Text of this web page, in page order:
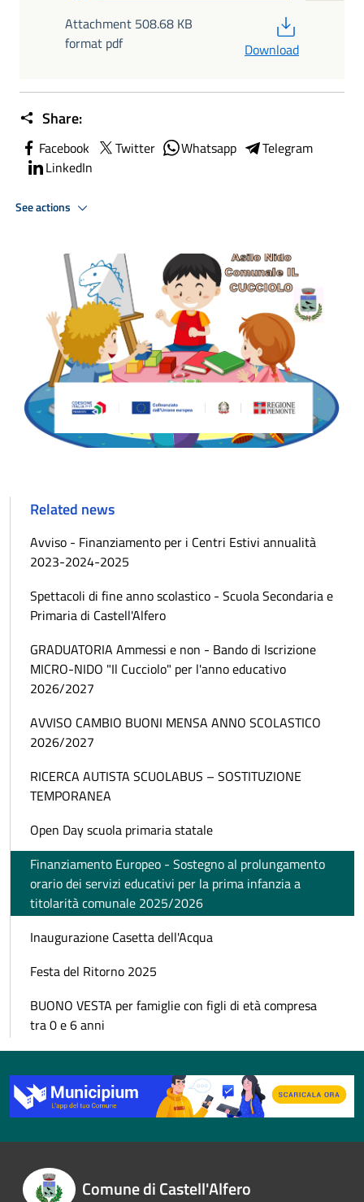
Attachment 508.68 KB
format pdf
Download
Share:
Facebook Twitter Whatsapp
Telegram
LinkedIn
See actions
Related news
Avviso - Finanziamento per i Centri Estivi annualità
2023-2024-2025
Spettacoli di fine anno scolastico - Scuola Secondaria e
Primaria di Castell'Alfero
GRADUATORIA Ammessi e non - Bando di Iscrizione
MICRO-NIDO "Il Cucciolo" per l'anno educativo
2026/2027
AVVISO CAMBIO BUONI MENSA ANNO SCOLASTICO
2026/2027
RICERCA AUTISTA SCUOLABUS – SOSTITUZIONE
TEMPORANEA
Open Day scuola primaria statale
Finanziamento Europeo - Sostegno al prolungamento
orario dei servizi educativi per la prima infanzia a
titolarità comunale 2025/2026
Inaugurazione Casetta dell'Acqua
Festa del Ritorno 2025
BUONO VESTA per famiglie con figli di età compresa
tra 0 e 6 anni
Comune di Castell'Alfero